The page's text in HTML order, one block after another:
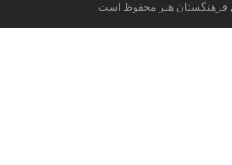
هنرمحفوظ است.